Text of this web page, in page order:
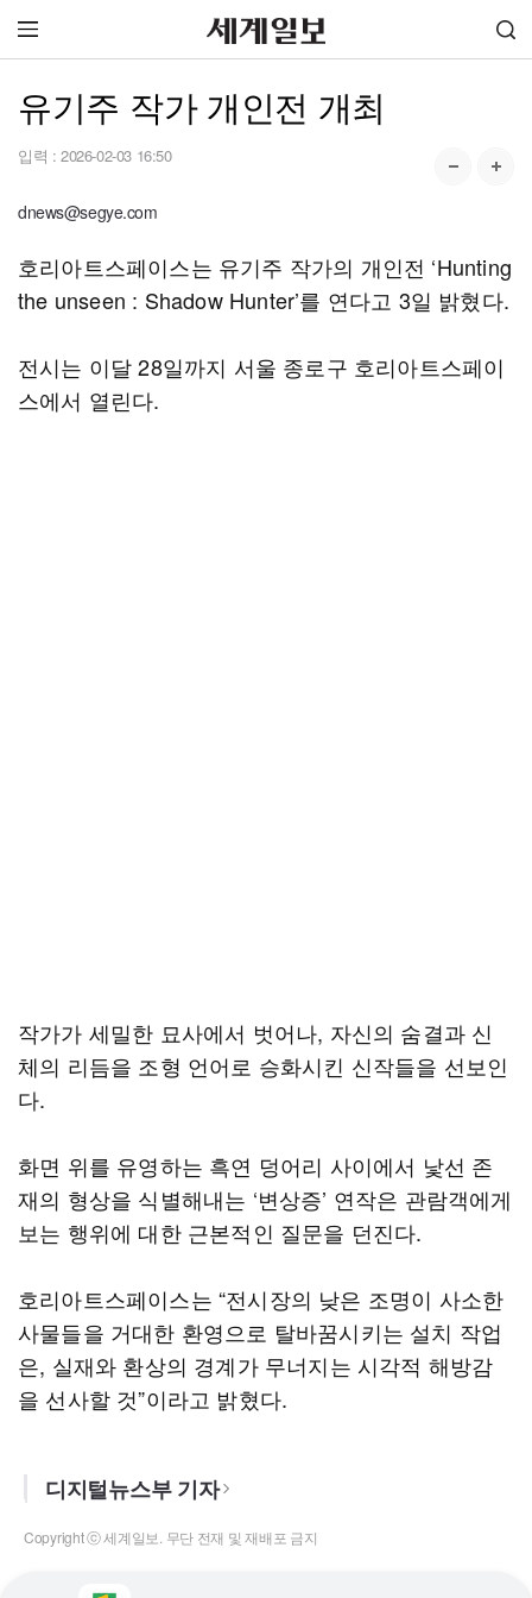
유기주 작가 개인전 개최
입력 : 2026-02-03 16:50
dnews@segye.com
호리아트스페이스는 유기주 작가의 개인전 ‘Hunting
the unseen : Shadow Hunter’를 연다고 3일 밝혔다.
전시는 이달 28일까지 서울 종로구 호리아트스페이
스에서 열린다.
작가가 세밀한 묘사에서 벗어나, 자신의 숨결과 신
체의 리듬을 조형 언어로 승화시킨 신작들을 선보인
다.
화면 위를 유영하는 흑연 덩어리 사이에서 낯선 존
재의 형상을 식별해내는 ‘변상증’ 연작은 관람객에게
보는 행위에 대한 근본적인 질문을 던진다.
호리아트스페이스는 “전시장의 낮은 조명이 사소한
사물들을 거대한 환영으로 탈바꿈시키는 설치 작업
은, 실재와 환상의 경계가 무너지는 시각적 해방감
을 선사할 것”이라고 밝혔다.
디지털뉴스부 기자
Copyright ⓒ 세계일보. 무단 전재 및 재배포 금지